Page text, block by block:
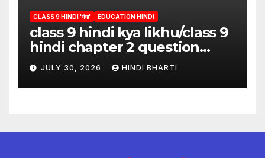
CLASS 9 HINDI 'गंगा' EDUCATION HINDI
class 9 hindi kya likhu/class 9
hindi chapter 2 question
answer/क्या लिखूँ-पदुमलाल/class 9
hindi
JULY 30, 2026 HINDI BHARTI